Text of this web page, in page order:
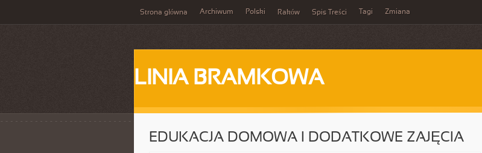
Strona główna Archiwum Polski Raków Spis Treści Tagi Zmiana
LINIA BRAMKOWA
EDUKACJA DOMOWA I DODATKOWE ZAJĘCIA